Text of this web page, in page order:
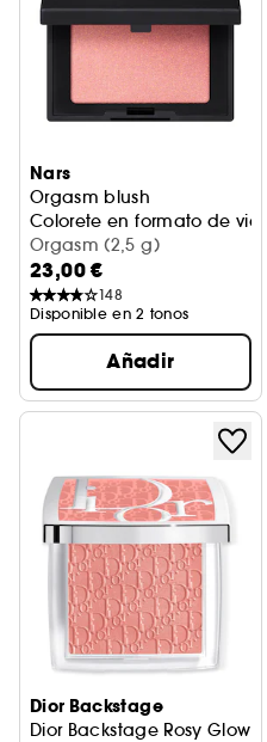
Nars
Orgasm blush
Colorete en formato de viaje
Orgasm (2,5 g)
23,00 €
148
Disponible en 2 tonos
Añadir
Dior Backstage
Dior Backstage Rosy Glow